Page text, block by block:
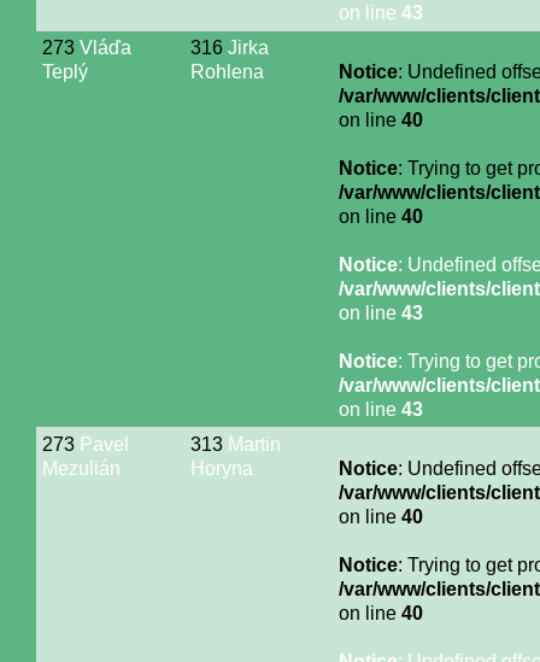
on line 43
273 Vláďa
Teplý
316 Jirka
Rohlena
Notice: Undefined
/var/www/clients/
on line 40
Notice: Trying to get
/var/www/clients/
on line 40
Notice: Undefined
/var/www/clients/
on line 43
Notice: Trying to get
/var/www/clients/
on line 43
273 Pavel
Mezulián
313 Martin
Horyna
Notice: Undefined
/var/www/clients/
on line 40
Notice: Trying to get
/var/www/clients/
on line 40